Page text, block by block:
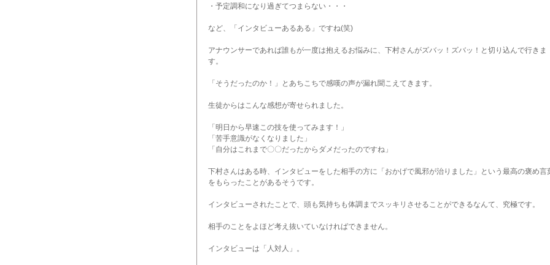
・予定調和になり過ぎてつまらない・・・
など、「インタビューあるある」ですね(笑)
アナウンサーであれば誰もが一度は抱えるお悩みに、下村さんがズバッ！ズバッ！と切り込んで行きま
す。
「そうだったのか！」とあちこちで感嘆の声が漏れ聞こえてきます。
生徒からはこんな感想が寄せられました。
「明日から早速この技を使ってみます！」
「苦手意識がなくなりました」
「自分はこれまで〇〇だったからダメだったのですね」
下村さんはある時、インタビューをした相手の方に「おかげで風邪が治りました」という最高の褒め言
をもらったことがあるそうです。
インタビューされたことで、頭も気持ちも体調までスッキリさせることができるなんて、究極です。
相手のことをよほど考え抜いていなければできません。
インタビューは「人対人」。